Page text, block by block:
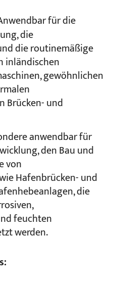
für die
die
die routinemäßige
inländischen
gewöhnlichen
Brücken- und
anwendbar für
den Bau und
von
Hafenbrücken- und
die
feuchten
werden.